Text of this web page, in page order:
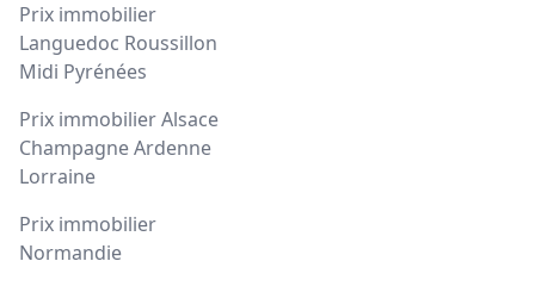
Prix immobilier
Languedoc Roussillon
Midi Pyrénées
Prix immobilier Alsace
Champagne Ardenne
Lorraine
Prix immobilier
Normandie